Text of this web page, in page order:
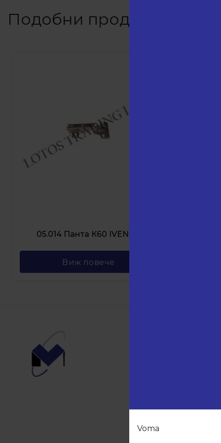
Voma
Подобни продукти
05.014 Панта К60 IVENTO
Виж повече